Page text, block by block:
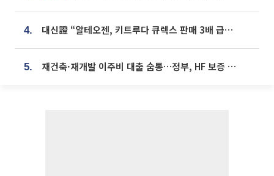
4. 대신證 “알테오젠, 키트루다 큐렉스 판매 3배 급증…목표가 41만원 상향”
5. 재건축·재개발 이주비 대출 숨통…정부, HF 보증 신설 추진